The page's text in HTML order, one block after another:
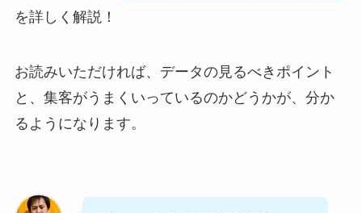
を詳しく解説！
お読みいただければ、データの見るべきポイント
と、集客がうまくいっているのかどうかが、分か
るようになります。